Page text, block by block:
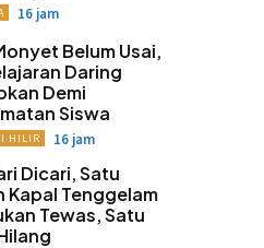
16 jam
Belum Usai,
Daring
Demi
Siswa
HILIR 16 jam
Dicari, Satu
Kapal Tenggelam
Tewas, Satu